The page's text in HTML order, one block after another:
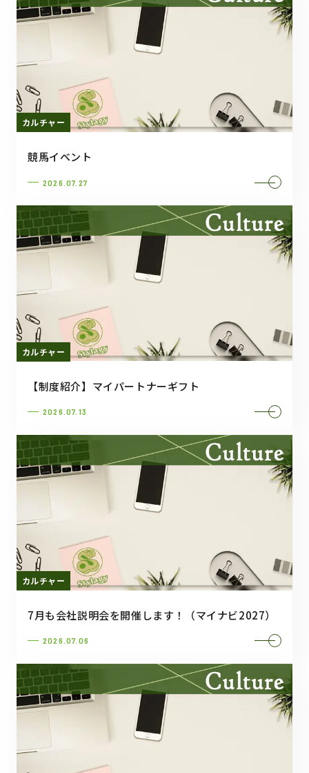
カルチャー
競馬イベント
2026.07.27
カルチャー
【制度紹介】マイパートナーギフト
2026.07.13
カルチャー
7月も会社説明会を開催します！（マイナビ2027）
2026.07.06